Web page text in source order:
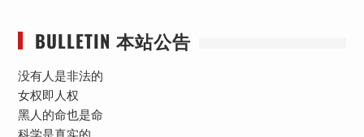
BULLETIN 本站公告
没有人是非法的
女权即人权
黑人的命也是命